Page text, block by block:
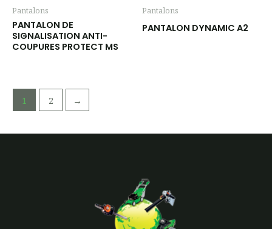
Pantalons
PANTALON DE
SIGNALISATION ANTI-
COUPURES PROTECT MS
Pantalons
PANTALON DYNAMIC A2
1 2 →